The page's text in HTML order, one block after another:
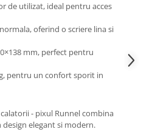
de utilizat, ideal pentru acces
oferind o scriere lina si
mm, perfect pentru
pentru un confort sporit in
- pixul Runnel combina
elegant si modern.